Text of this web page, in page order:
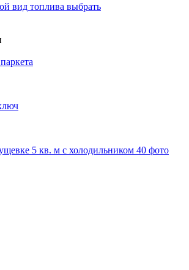
вид топлива выбрать
5 кв. м с холодильником 40 фото